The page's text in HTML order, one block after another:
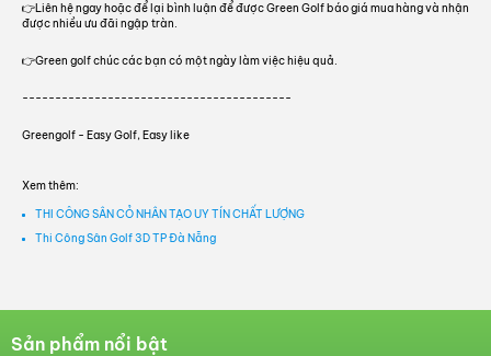
👉Liên hệ ngay hoặc để lại bình luận để được Green Golf báo giá mua hàng và nhận
được nhiều ưu đãi ngập tràn.
👉Green golf chúc các bạn có một ngày làm việc hiệu quả.
-----------------------------------------
Greengolf - Easy Golf, Easy like
Xem thêm:
THI CÔNG SÂN CỎ NHÂN TẠO UY TÍN CHẤT LƯỢNG
Thi Công Sân Golf 3D TP Đà Nẵng
Sản phẩm nổi bật